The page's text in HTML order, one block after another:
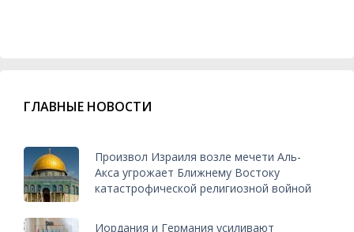
ГЛАВНЫЕ НОВОСТИ
Произвол Израиля возле мечети Аль-
Акса угрожает Ближнему Востоку
катастрофической религиозной войной
Иордания и Германия усиливают